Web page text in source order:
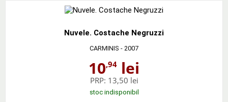
Nuvele. Costache Negruzzi
CARMINIS - 2007
10,94 lei
PRP: 13,50 lei
stoc indisponibil